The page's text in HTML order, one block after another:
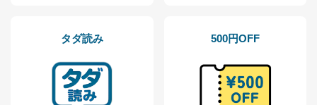
タダ読み 500円OFF